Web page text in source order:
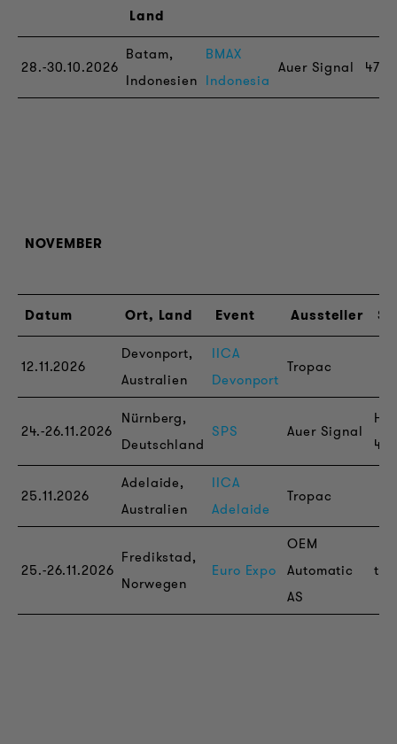
Land
28.-30.10.2026
Batam,
Indonesien
BMAX
Indonesia
Auer Signal 47
NOVEMBER
Datum Ort, Land Event Aussteller
12.11.2026
Devonport,
Australien
IICA
Devonport
Tropac
24.-26.11.2026
Nürnberg,
Deutschland
SPS Auer Signal
4A,
25.11.2026
Adelaide,
Australien
IICA
Adelaide
Tropac
25.-26.11.2026
Fredikstad,
Norwegen
Euro Expo
OEM
Automatic
AS
tbd